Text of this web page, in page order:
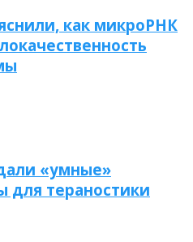
как микроРНК
«умные»
для тераностики